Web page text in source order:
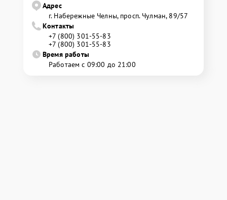
Адрес
г. Набережные Челны, просп. Чулман, 89/57
Контакты
+7 (800) 301-55-83
+7 (800) 301-55-83
Время работы
Работаем с 09:00 до 21:00